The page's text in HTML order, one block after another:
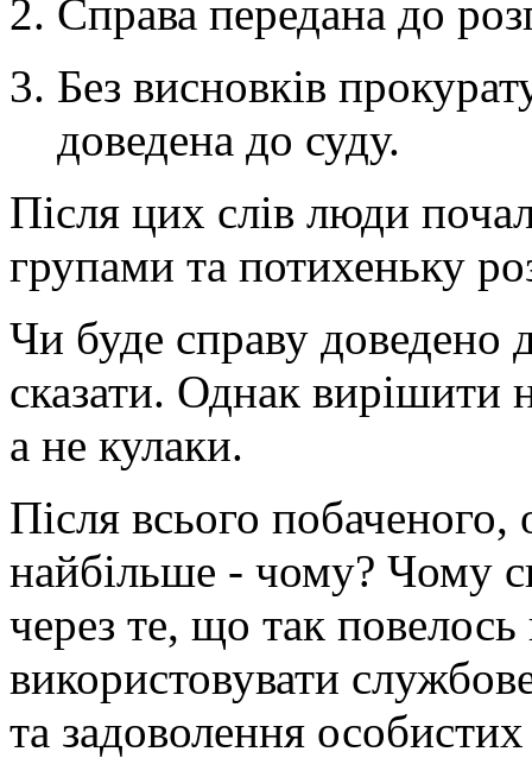
Справа передана до
Без висновків
доведена до суду.
Після цих слів люди
групами та потихеньку
Чи буде справу доведено
сказати. Однак вирішити
а не кулаки.
Після всього
найбільше - чому? Чому
через те, що так повелось
використовувати
та задоволення особистих